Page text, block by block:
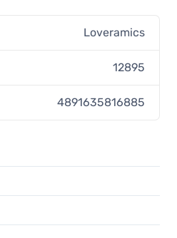
Loveramics
12895
4891635816885